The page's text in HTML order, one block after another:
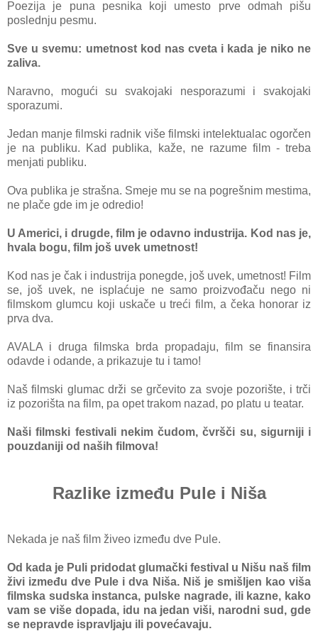
Poezija je puna pesnika koji umesto prve odmah pišu
poslednju pesmu.
Sve u svemu: umetnost kod nas cveta i kada je niko ne
zaliva.
Naravno, mogući su svakojaki nesporazumi i svakojaki
sporazumi.
Jedan manje filmski radnik više filmski intelektualac ogorčen
je na publiku. Kad publika, kaže, ne razume film - treba
menjati publiku.
Ova publika je strašna. Smeje mu se na pogrešnim mestima,
ne plače gde im je odredio!
U Americi, i drugde, film je odavno industrija. Kod nas je,
hvala bogu, film još uvek umetnost!
Kod nas je čak i industrija ponegde, još uvek, umetnost! Film
se, još uvek, ne isplaćuje ne samo proizvođaču nego ni
filmskom glumcu koji uskače u treći film, a čeka honorar iz
prva dva.
AVALA i druga filmska brda propadaju, film se finansira
odavde i odande, a prikazuje tu i tamo!
Naš filmski glumac drži se grčevito za svoje pozorište, i trči
iz pozorišta na film, pa opet trakom nazad, po platu u teatar.
Naši filmski festivali nekim čudom, čvršči su, sigurniji i
pouzdaniji od naših filmova!
Razlike između Pule i Niša
Nekada je naš film živeo između dve Pule.
Od kada je Puli pridodat glumački festival u Nišu naš film
živi između dve Pule i dva Niša. Niš je smišljen kao viša
filmska sudska instanca, pulske nagrade, ili kazne, kako
vam se više dopada, idu na jedan viši, narodni sud, gde
se nepravde ispravljaju ili povećavaju.